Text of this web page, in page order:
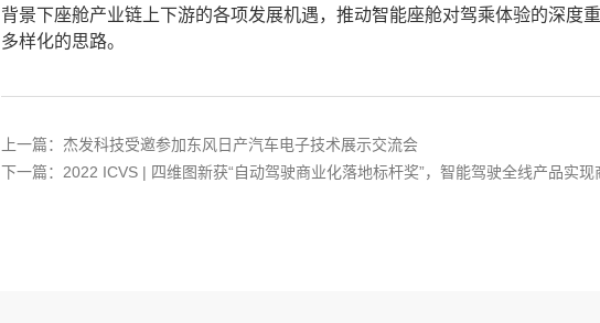
背景下座舱产业链上下游的各项发展机遇，推动智能座舱对驾乘体验的深度
多样化的思路。
上一篇：杰发科技受邀参加东风日产汽车电子技术展示交流会
下一篇：2022 ICVS | 四维图新获“自动驾驶商业化落地标杆奖”，智能驾驶全线产品实现